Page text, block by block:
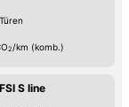
2 /km (komb.)
S line